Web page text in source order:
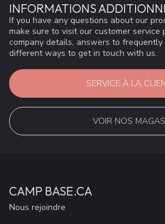
INFORMATIONS
If you have any questions about our
make sure to visit our customer service
company details, answers to
different ways to get in touch with us.
SERVICE À LA
VOIR NOS
CAMP BASE.CA
Nous rejoindre